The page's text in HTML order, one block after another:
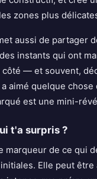
zones plus
aussi de partager
instants qui ont
côté — et souvent,
aimé quelque chose
est une mini-
t'a surpris ?
marqueur de ce qui
Elle peut